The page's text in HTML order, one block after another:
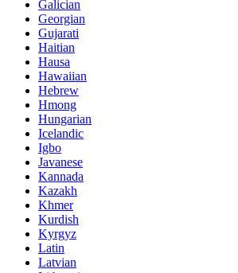
Galician
Georgian
Gujarati
Haitian
Hausa
Hawaiian
Hebrew
Hmong
Hungarian
Icelandic
Igbo
Javanese
Kannada
Kazakh
Khmer
Kurdish
Kyrgyz
Latin
Latvian